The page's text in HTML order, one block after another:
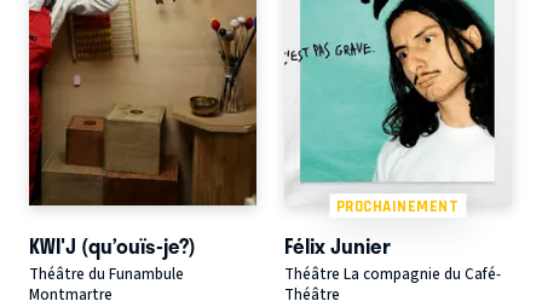
KWI'J (qu’ouïs-je?)
Théâtre du Funambule
Montmartre
PROCHAINEMENT
Félix Junier
Théâtre La compagnie du Café-
Théâtre